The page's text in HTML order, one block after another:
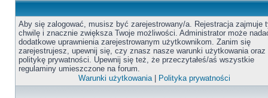
Aby się zalogować, musisz być zarejestrowany/a. Rejestracja zajmuje
chwilę i znacznie zwiększa Twoje możliwości. Administrator może
dodatkowe uprawnienia zarejestrowanym użytkownikom. Zanim się
zarejestrujesz, upewnij się, czy znasz nasze warunki użytkowania oraz
politykę prywatności. Upewnij się też, że przeczytałeś/aś wszystkie
regulaminy umieszczone na forum.
Warunki użytkowania| Polityka prywatności